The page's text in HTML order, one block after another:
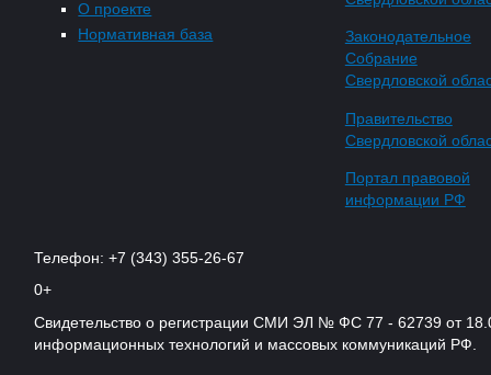
О проекте
Нормативная база
Законодательное
Собрание
Свердловской
Правительство
Свердловской
Портал правовой
информации РФ
Телефон: +7 (343) 355-26-67
0+
Свидетельство о регистрации СМИ ЭЛ № ФС 77 - 62739 от
информационных технологий и массовых коммуникаций РФ.